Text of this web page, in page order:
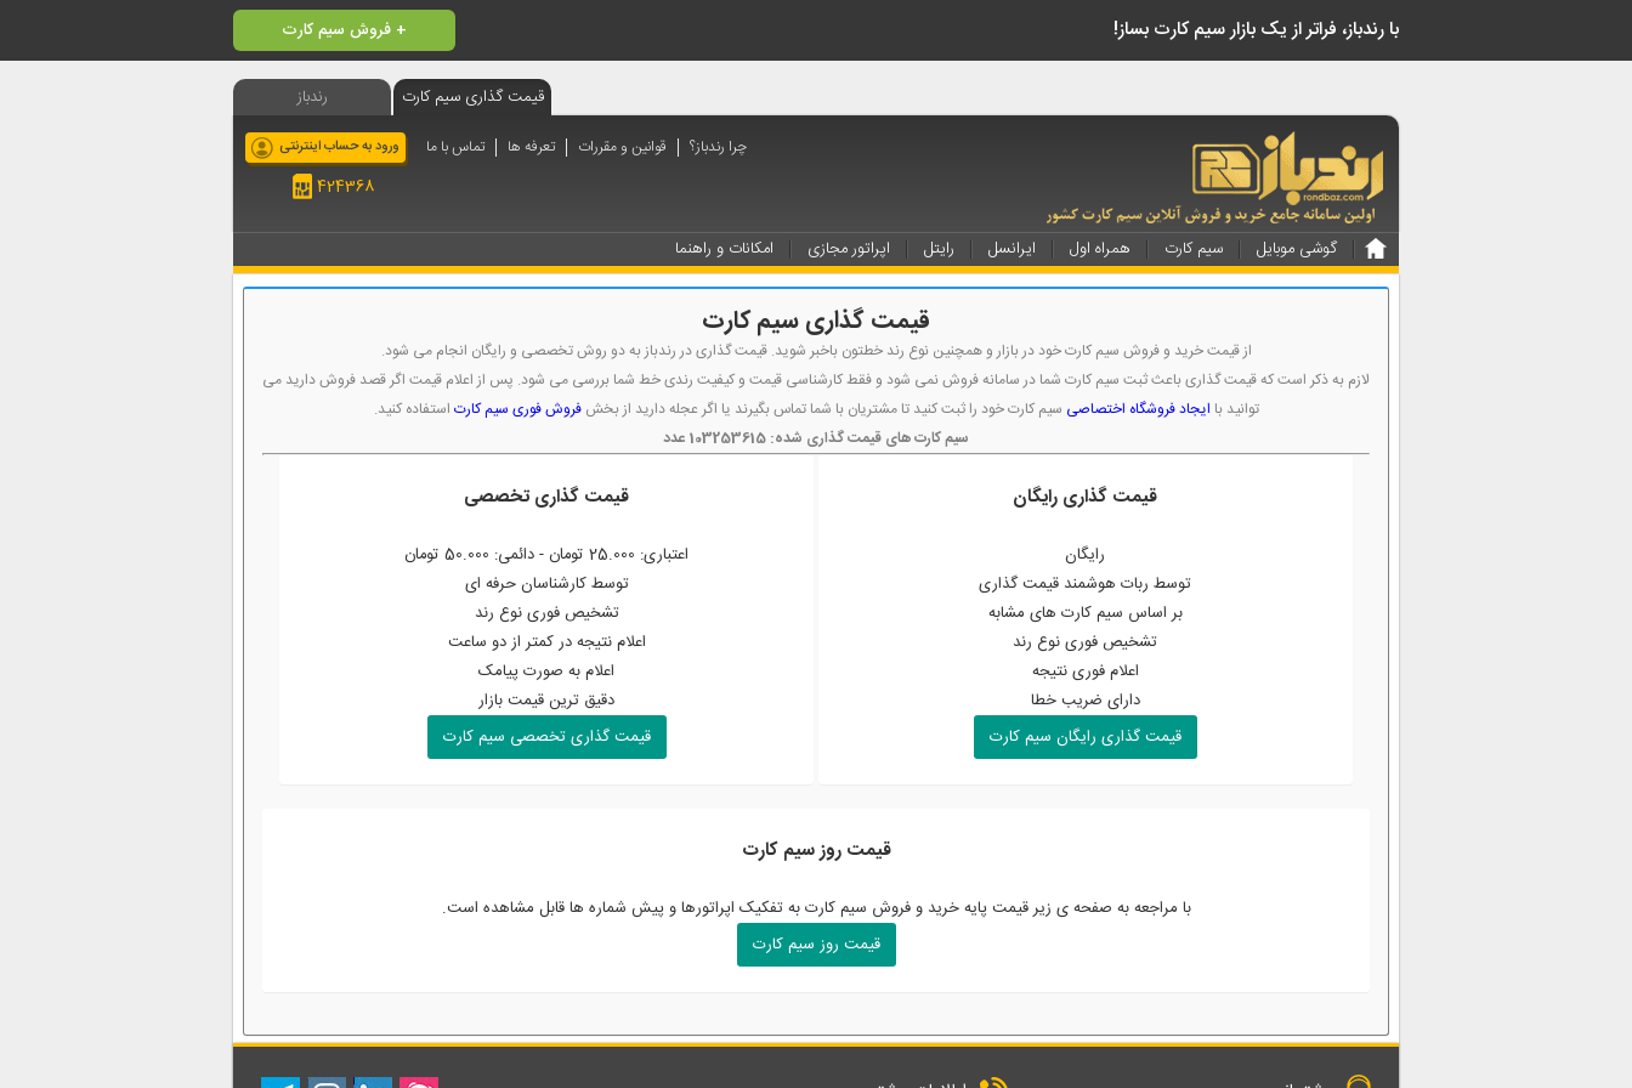
قیمت گذاری سیم کارت رندباز
ورود به حساب اینترنتی چرا رندباز؟ قوانین و مقررات تعرفه ها تماس با ما
424368
گوشی موبایل سیم کارت همراه اول ایرانسل رایتل اپراتور مجازی امکانات و راهنما
قیمت گذاری سیم کارت
از قیمت خرید و فروش سیم کارت خود در بازار و همچنین نوع رند خطتون باخبر شوید. قیمت گذاری در رندباز به دو روش تخصصی و رایگان انجام می شود.
لازم به ذکر است که قیمت گذاری باعث ثبت سیم کارت شما در سامانه فروش نمی شود و فقط کارشناسی قیمت و کیفیت رندی خط شما بررسی می شود. پس از اعلام قیمت اگر قصد فروش دارید می
توانید با ایجاد فروشگاه اختصاصی سیم کارت خود را ثبت کنید تا مشتریان با شما تماس بگیرند یا اگر عجله دارید از بخشفروش فوری سیم کارت استفاده کنید.
سیم کارت های قیمت گذاری شده: 103253615 عدد
قیمت گذاری رایگان
رایگان
توسط ربات هوشمند قیمت گذاری
بر اساس سیم کارت های مشابه
تشخیص فوری نوع رند
اعلام فوری نتیجه
دارای ضریب خطا
قیمت گذاری رایگان سیم کارت
قیمت گذاری تخصصی
اعتباری: 25.000 تومان - دائمی: 50.000 تومان
توسط کارشناسان حرفه ای
تشخیص فوری نوع رند
اعلام نتیجه در کمتر از دو ساعت
اعلام به صورت پیامک
دقیق ترین قیمت بازار
قیمت گذاری تخصصی سیم کارت
قیمت روز سیم کارت
با مراجعه به صفحه ی زیر قیمت پایه خرید و فروش سیم کارت به تفکیک اپراتورها و پیش شماره ها قابل مشاهده است.
قیمت روز سیم کارت
!با رندباز، فراتر از یک بازار سیم کارت بساز فروش سیم کارت +